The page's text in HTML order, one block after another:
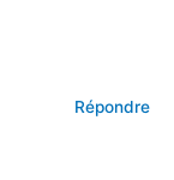
Répondre